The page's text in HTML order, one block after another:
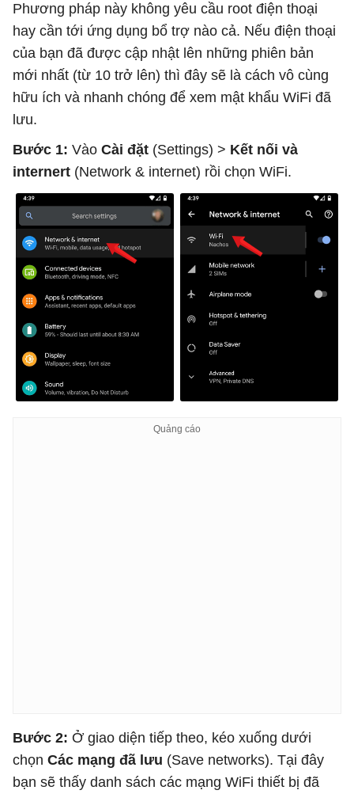
Phương pháp này không yêu cầu root điện thoại
hay cần tới ứng dụng bổ trợ nào cả. Nếu điện thoại
của bạn đã được cập nhật lên những phiên bản
mới nhất (từ 10 trở lên) thì đây sẽ là cách vô cùng
hữu ích và nhanh chóng để xem mật khẩu WiFi đã
lưu.
Bước 1: Vào Cài đặt (Settings) > Kết nối và
internert (Network & internet) rồi chọn WiFi.
Bước 2: Ở giao diện tiếp theo, kéo xuống dưới
chọn Các mạng đã lưu (Save networks). Tại đây
bạn sẽ thấy danh sách các mạng WiFi thiết bị đã